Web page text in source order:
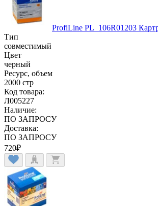
ProfiLine PL_106R01203
Тип
совместимый
Цвет
черный
Ресурс, объем
2000 стр
Код товара:
Л005227
Наличие:
ПО ЗАПРОСУ
Доставка:
ПО ЗАПРОСУ
720₽